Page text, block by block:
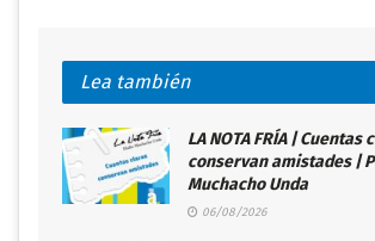
Lea también
LA NOTA FRÍA | Cuentas
conservan amistades |
Muchacho Unda
06/08/2026